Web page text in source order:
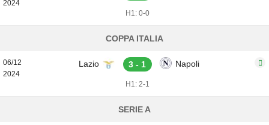
2024
H1: 0-0
COPPA ITALIA
06/12
2024
Lazio 3 - 1 Napoli
H1: 2-1
SERIE A